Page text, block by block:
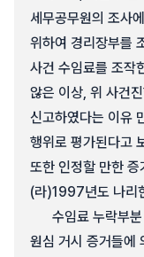
세무공무원의 조사
위하여 경리장부를
사건 수임료를 조작
않은 이상, 위 사건
신고하였다는 이유
행위로 평가된다고
또한 인정할 만한 증
(라)1997년도 나리
수임료 누락부분
원심 거시 증거들